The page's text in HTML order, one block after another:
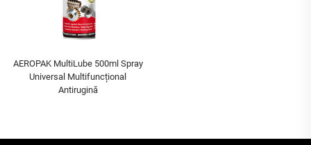
AEROPAK MultiLube 500ml Spray
Universal Multifuncțional
Antirugină